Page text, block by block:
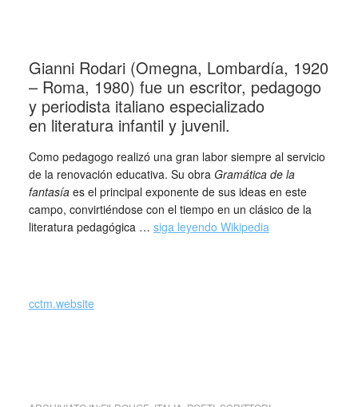
Gianni Rodari (Omegna, Lombardía, 1920
– Roma, 1980) fue un escritor, pedagogo
y periodista italiano especializado
en literatura infantil y juvenil.
Como pedagogo realizó una gran labor siempre al servicio
de la renovación educativa. Su obra Gramática de la
fantasíaes el principal exponente de sus ideas en este
campo, convirtiéndose con el tiempo en un clásico de la
literatura pedagógica … siga leyendo Wikipedia
cctm.website